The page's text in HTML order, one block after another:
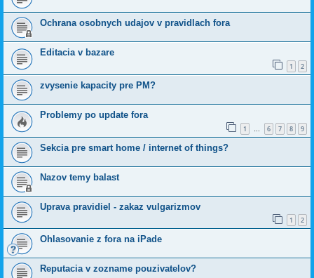
Ochrana osobnych udajov v pravidlach fora
Editacia v bazare
1 2
zvysenie kapacity pre PM?
Problemy po update fora
1 … 6 7 8 9
Sekcia pre smart home / internet of things?
Nazov temy balast
Uprava pravidiel - zakaz vulgarizmov
1 2
Ohlasovanie z fora na iPade
Reputacia v zozname pouzivatelov?